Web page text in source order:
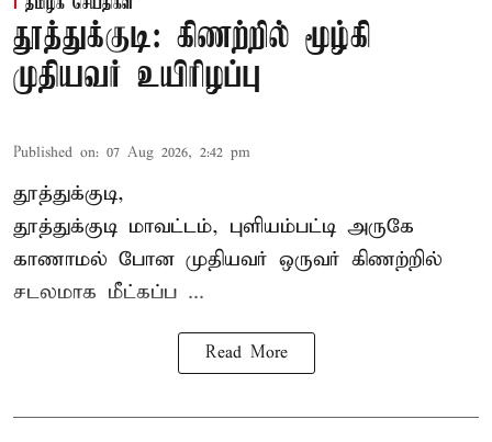
தமிழக செய்திகள்
தூத்துக்குடி: கிணற்றில் மூழ்கி
முதியவர் உயிரிழப்பு
Published on: 07 Aug 2026, 2:42 pm
தூத்துக்குடி,
தூத்துக்குடி மாவட்டம், புளியம்பட்டி அருகே
காணாமல் போன முதியவர் ஒருவர் கிணற்றில்
சடலமாக மீட்கப்ப ...
Read More